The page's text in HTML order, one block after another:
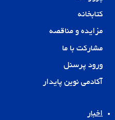
کتابخانه
مزایده و مناقصه
مشارکت با ما
ورود پرسنل
آکادمی نوین پایدار
اخبار